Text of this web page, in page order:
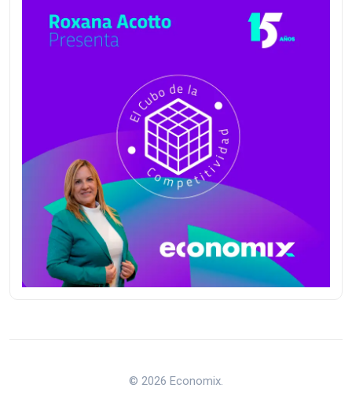
© 2026 Economix.